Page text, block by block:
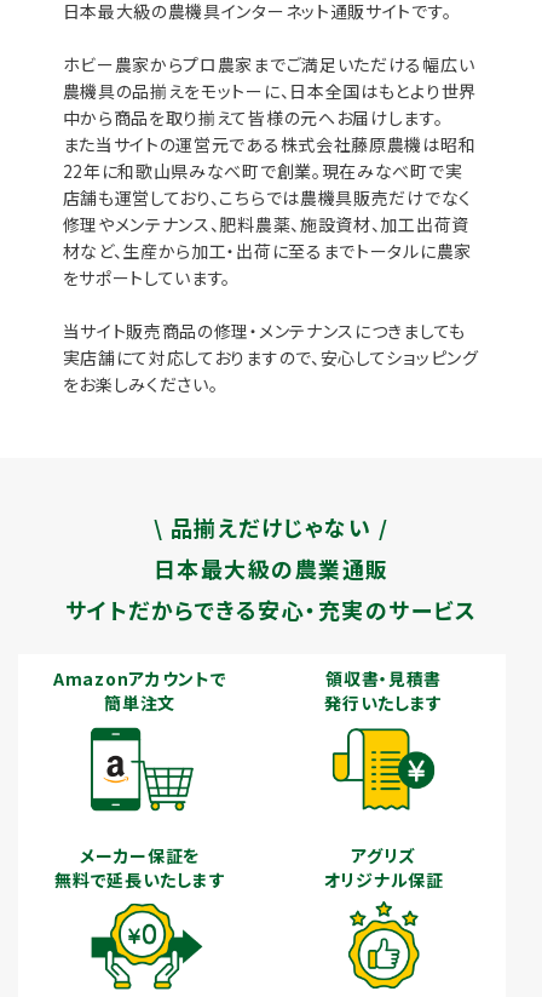
日本最大級の農機具インターネット通販サイトです。
ホビー農家からプロ農家までご満足いただける幅広い
農機具の品揃えをモットーに、日本全国はもとより世界
中から商品を取り揃えて皆様の元へお届けします。
また当サイトの運営元である株式会社藤原農機は昭和
22年に和歌山県みなべ町で創業。現在みなべ町で実
店舗も運営しており、こちらでは農機具販売だけでなく
修理やメンテナンス、肥料農薬、施設資材、加工出荷資
材など、生産から加工・出荷に至るまでトータルに農家
をサポートしています。
当サイト販売商品の修理・メンテナンスにつきましても
実店舗にて対応しておりますので、安心してショッピング
をお楽しみください。
\ 品揃えだけじゃない /
日本最大級の農業通販
サイトだからできる安心・充実のサービス
Amazonアカウントで
簡単注文
領収書・見積書
発行いたします
メーカー保証を
無料で延長いたします
アグリズ
オリジナル保証